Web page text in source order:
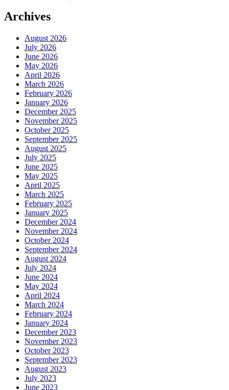
Archives
August 2026
July 2026
June 2026
May 2026
April 2026
March 2026
February 2026
January 2026
December 2025
November 2025
October 2025
September 2025
August 2025
July 2025
June 2025
May 2025
April 2025
March 2025
February 2025
January 2025
December 2024
November 2024
October 2024
September 2024
August 2024
July 2024
June 2024
May 2024
April 2024
March 2024
February 2024
January 2024
December 2023
November 2023
October 2023
September 2023
August 2023
July 2023
June 2023